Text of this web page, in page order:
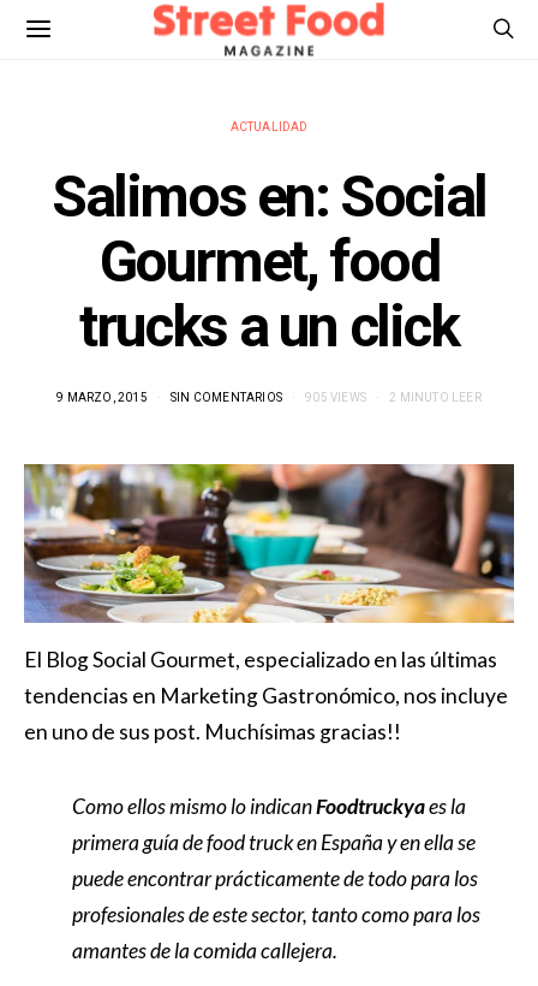
ACTUALIDAD
Salimos en: Social
Gourmet, food
trucks a un click
9 MARZO, 2015 SIN COMENTARIOS 905 VIEWS 2 MINUTO LEER
El Blog Social Gourmet, especializado en las últimas
tendencias en Marketing Gastronómico, nos incluye
en uno de sus post. Muchísimas gracias!!
Como ellos mismo lo indicanFoodtruckyaes la
primera guía de food truck en España y en ella se
puede encontrar prácticamente de todo para los
profesionales de este sector, tanto como para los
amantes de la comida callejera.